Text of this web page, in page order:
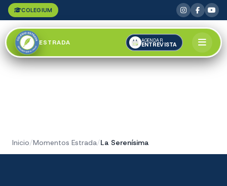
COLEGIUM
ESTRADA AGENDAR
ENTREVISTA
Inicio/Momentos Estrada/La Serenísima